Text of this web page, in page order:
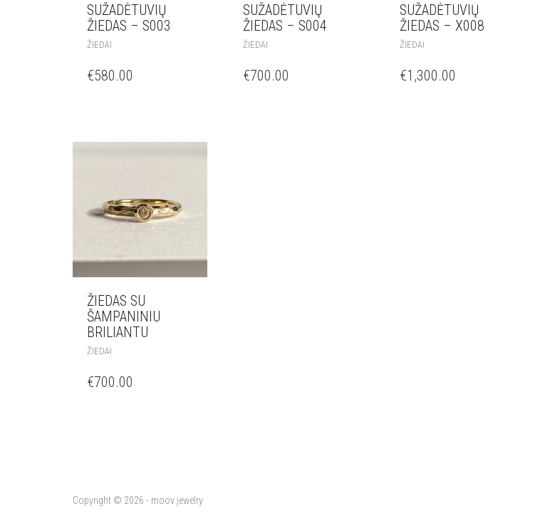
SUŽADĖTUVIŲ
ŽIEDAS – S003
ŽIEDAI
€580.00
SUŽADĖTUVIŲ
ŽIEDAS – S004
ŽIEDAI
€700.00
SUŽADĖTUVIŲ
ŽIEDAS – X008
ŽIEDAI
€1,300.00
ŽIEDAS SU
ŠAMPANINIU
BRILIANTU
ŽIEDAI
€700.00
Copyright © 2026 - moov jewelry